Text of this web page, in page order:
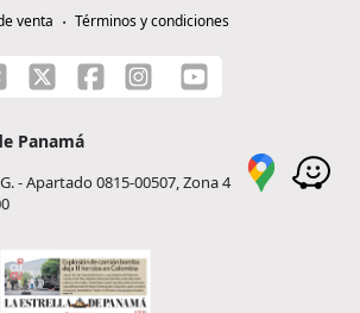
venta
Términos y condiciones
Panamá
- Apartado 0815-00507, Zona 4